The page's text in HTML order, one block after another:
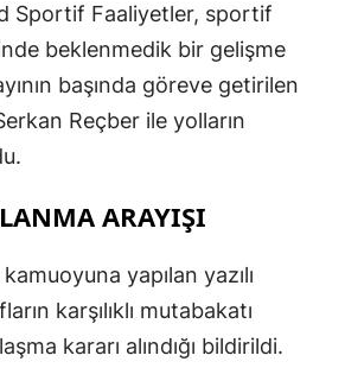
Sportif Faaliyetler, sportif
beklenmedik bir gelişme
başında göreve getirilen
Reçber ile yolların
ARAYIŞI
yapılan yazılı
karşılıklı mutabakatı
kararı alındığı bildirildi.